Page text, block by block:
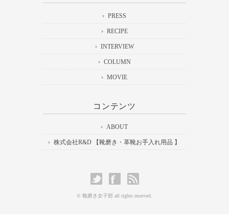
PRESS
RECIPE
INTERVIEW
COLUMN
MOVIE
コンテンツ
ABOUT
株式会社R&D 【靴磨き・革靴お手入れ用品 】
© 靴磨き女子部 all rights reserved.